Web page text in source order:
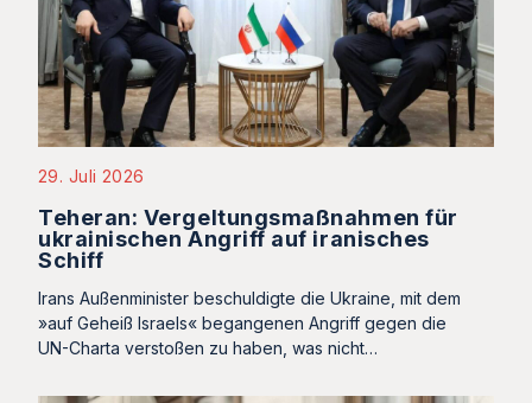
29. Juli 2026
Teheran: Vergeltungsmaßnahmen für
ukrainischen Angriff auf iranisches
Schiff
Irans Außenminister beschuldigte die Ukraine, mit dem
»auf Geheiß Israels« begangenen Angriff gegen die
UN-Charta verstoßen zu haben, was nicht…